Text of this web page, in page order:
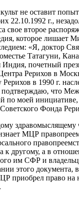
не оставит
22.10.1992 г.,
свое второе
которое лишает
«Я, доктор
Татагуни,
почетный
Рерихов в
в 1990 г.
что
по моей инициативе,
Фонда
здравомыслящему
МЦР
к другому, а в
им СФР и
этого документа,
приобрел право на